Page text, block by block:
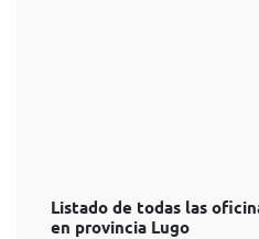
Listado de todas las
en provincia Lugo